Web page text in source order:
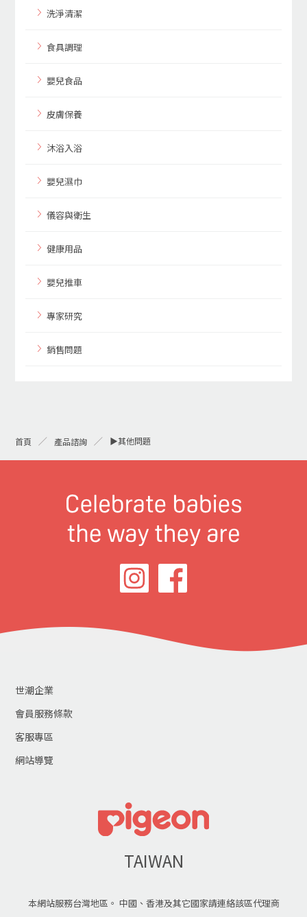
洗淨清潔
食具調理
嬰兒食品
皮膚保養
沐浴入浴
嬰兒濕巾
儀容與衛生
健康用品
嬰兒推車
專家研究
銷售問題
首頁 產品諮詢 ▶其他問題
世潮企業
會員服務條款
客服專區
網站導覽
TAIWAN
本網站服務台灣地區。 中國、香港及其它國家請連絡該區代理商